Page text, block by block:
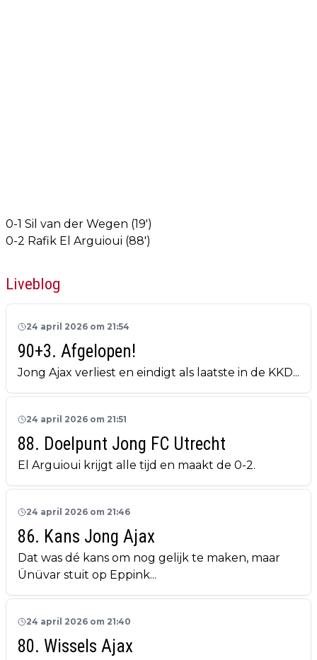
0-1 Sil van der Wegen (19')
0-2 Rafik El Arguioui (88')
Liveblog
24 april 2026 om 21:54
90+3. Afgelopen!
Jong Ajax verliest en eindigt als laatste in de KKD...
24 april 2026 om 21:51
88. Doelpunt Jong FC Utrecht
El Arguioui krijgt alle tijd en maakt de 0-2.
24 april 2026 om 21:46
86. Kans Jong Ajax
Dat was dé kans om nog gelijk te maken, maar
Ünüvar stuit op Eppink...
24 april 2026 om 21:40
80. Wissels Ajax